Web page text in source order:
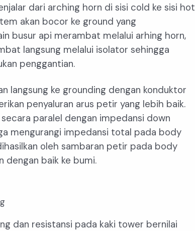
dari arching horn di sisi cold ke sisi hot
akan bocor ke ground yang
busur api merambat melalui arhing horn,
langsung melalui isolator sehingga
penggantian.
langsung ke grounding dengan konduktor
penyaluran arus petir yang lebih baik.
paralel dengan impedansi down
mengurangi impedansi total pada body
oleh sambaran petir pada body
baik ke bumi.
dan resistansi pada kaki tower bernilai